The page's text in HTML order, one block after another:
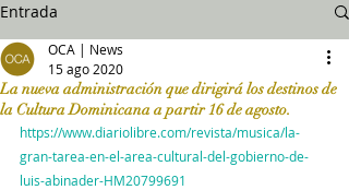
Entrada
La nueva administración que dirigirá los destinos de
la Cultura Dominicana a partir 16 de agosto.
OCA | News
15 ago 2020
https://www.diariolibre.com/revista/musica/la-
gran-tarea-en-el-area-cultural-del-gobierno-de-
luis-abinader-HM20799691